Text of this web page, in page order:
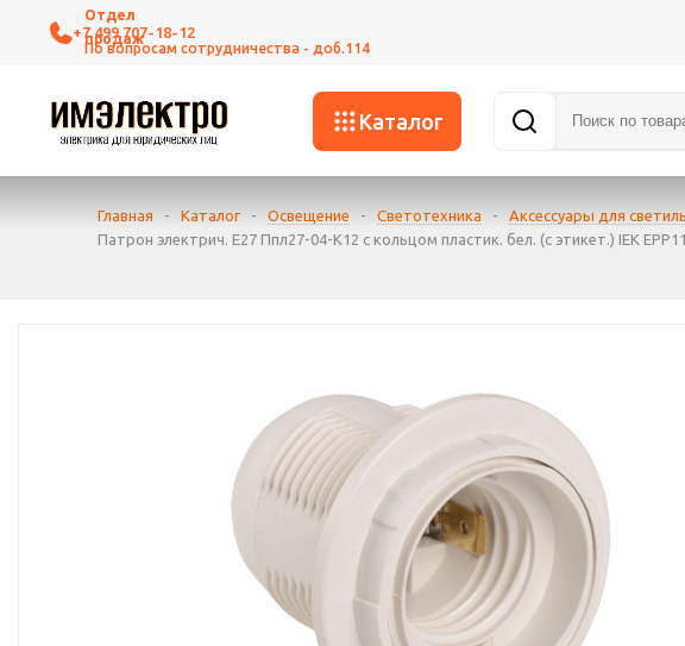
+7 499 707-18-12
Каталог
Главная - Каталог - Освещение - Светотехника - Аксессуары для
Патрон электрич. E27 Ппл27-04-К12 с кольцом пластик. бел. (с этикет.) IEK